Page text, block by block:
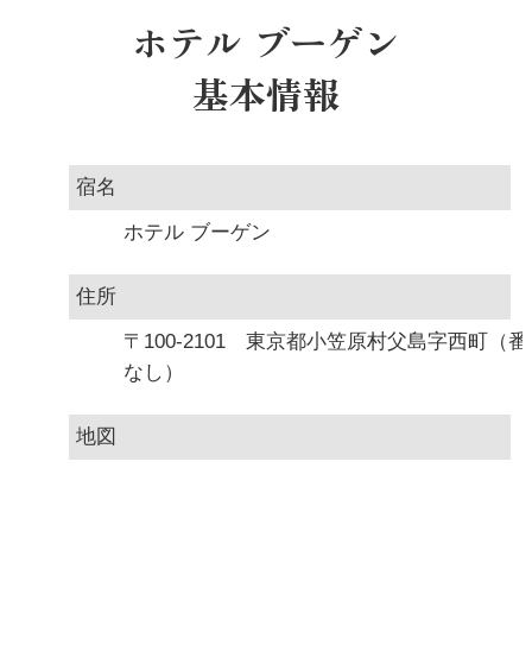
商品対象
ホテル ブーゲン
基本情報
宿名
ホテル ブーゲン
住所
〒100-2101 東京都小笠原村父島字西町（番
なし）
地図